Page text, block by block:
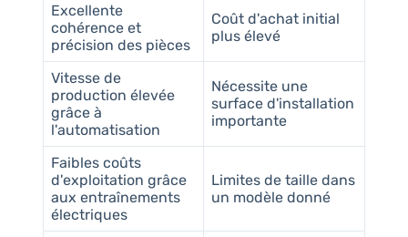
Excellente
cohérence et
précision des pièces
Coût d'achat initial
plus élevé
Vitesse de
production élevée
grâce à
l'automatisation
Nécessite une
surface d'installation
importante
Faibles coûts
d'exploitation grâce
aux entraînements
électriques
Limites de taille dans
un modèle donné